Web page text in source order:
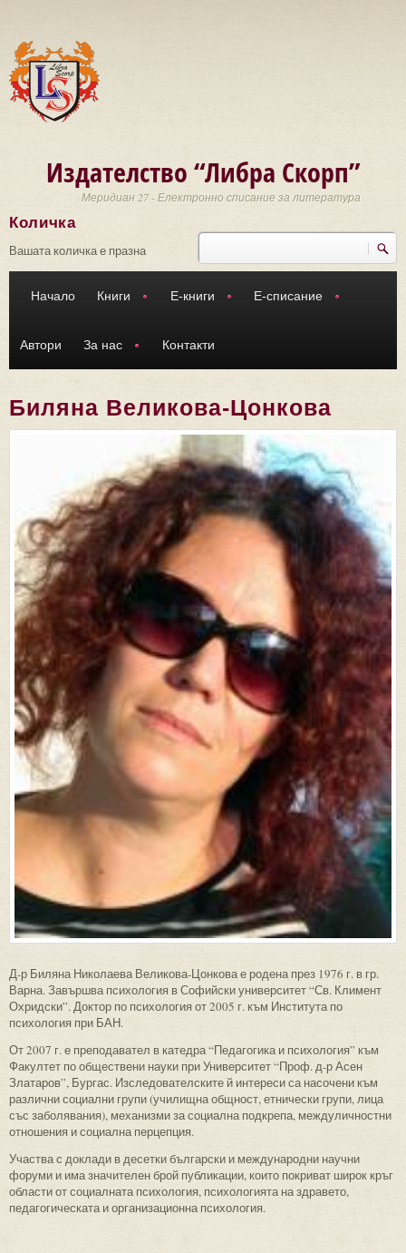
Издателство “Либра Скорп”
Меридиан 27 - Електронно списание за литература
Търси
Количка
Вашата количка е празна
Начало Книги Е-книги Е-списание
Автори За нас Контакти
Биляна Великова-Цонкова
Д-р Биляна Николаева Великова-Цонкова е родена през 1976 г. в гр.
Варна. Завършва психология в Софийски университет “Св. Климент
Охридски”. Доктор по психология от 2005 г. към Института по
психология при БАН.
От 2007 г. е преподавател в катедра “Педагогика и психология” към
Факултет по обществени науки при Университет “Проф. д-р Асен
Златаров”, Бургас. Изследователските й интереси са насочени към
различни социални групи (училищна общност, етнически групи, лица
със заболявания), механизми за социална подкрепа, междуличностни
отношения и социална перцепция.
Участва с доклади в десетки български и международни научни
форуми и има значителен брой публикации, които покриват широк кръг
области от социалната психология, психологията на здравето,
педагогическата и организационна психология.